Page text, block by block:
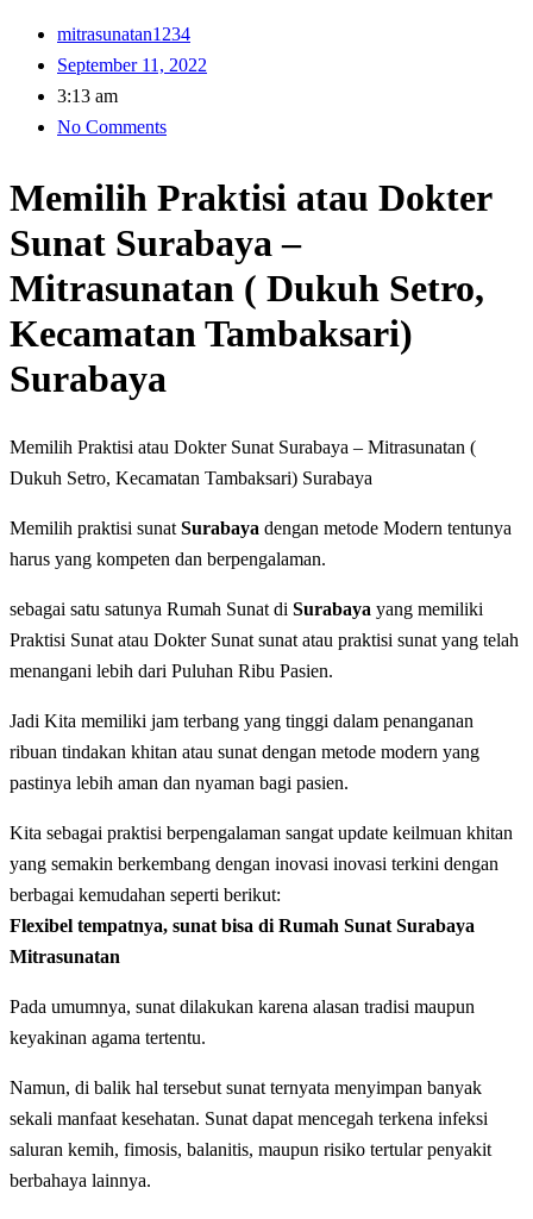
mitrasunatan1234
September 11, 2022
3:13 am
No Comments
Memilih Praktisi atau Dokter
Sunat Surabaya –
Mitrasunatan ( Dukuh Setro,
Kecamatan Tambaksari)
Surabaya
Memilih Praktisi atau Dokter Sunat Surabaya – Mitrasunatan (
Dukuh Setro, Kecamatan Tambaksari) Surabaya
Memilih praktisi sunat Surabaya dengan metode Modern tentunya
harus yang kompeten dan berpengalaman.
sebagai satu satunya Rumah Sunat di Surabaya yang memiliki
Praktisi Sunat atau Dokter Sunat sunat atau praktisi sunat yang telah
menangani lebih dari Puluhan Ribu Pasien.
Jadi Kita memiliki jam terbang yang tinggi dalam penanganan
ribuan tindakan khitan atau sunat dengan metode modern yang
pastinya lebih aman dan nyaman bagi pasien.
Kita sebagai praktisi berpengalaman sangat update keilmuan khitan
yang semakin berkembang dengan inovasi inovasi terkini dengan
berbagai kemudahan seperti berikut:
Flexibel tempatnya, sunat bisa di Rumah Sunat Surabaya
Mitrasunatan
Pada umumnya, sunat dilakukan karena alasan tradisi maupun
keyakinan agama tertentu.
Namun, di balik hal tersebut sunat ternyata menyimpan banyak
sekali manfaat kesehatan. Sunat dapat mencegah terkena infeksi
saluran kemih, fimosis, balanitis, maupun risiko tertular penyakit
berbahaya lainnya.